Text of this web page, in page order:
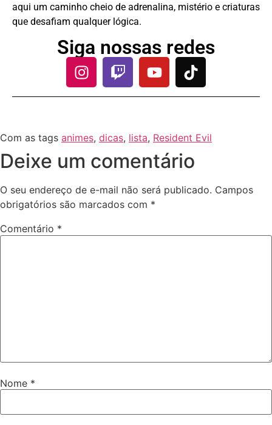
aqui um caminho cheio de adrenalina, mistério e criaturas
que desafiam qualquer lógica.
Siga nossas redes
Com as tags animes, dicas, lista, Resident Evil
Deixe um comentário
O seu endereço de e-mail não será publicado. Campos
obrigatórios são marcados com *
Comentário *
Nome *